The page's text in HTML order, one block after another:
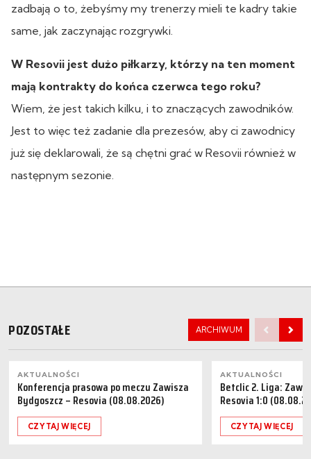
zadbają o to, żebyśmy my trenerzy mieli te kadry takie
same, jak zaczynając rozgrywki.
W Resovii jest dużo piłkarzy, którzy na ten moment
mają kontrakty do końca czerwca tego roku?
Wiem, że jest takich kilku, i to znaczących zawodników.
Jest to więc też zadanie dla prezesów, aby ci zawodnicy
już się deklarowali, że są chętni grać w Resovii również w
następnym sezonie.
POZOSTAŁE ARCHIWUM
AKTUALNOŚCI
Konferencja prasowa po meczu Zawisza
Bydgoszcz – Resovia (08.08.2026)
CZYTAJ WIĘCEJ
AKTUALNOŚCI
Betclic 2. Liga:
Resovia 1:0
CZYTAJ WIĘCEJ